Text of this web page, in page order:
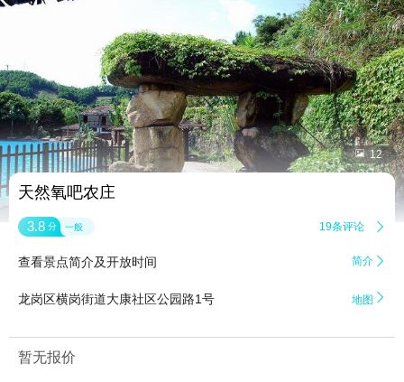
 12
天然氧吧农庄
3.8 分 一般 19条评论 
查看景点简介及开放时间 简介 
龙岗区横岗街道大康社区公园路1号 地图 
暂无报价